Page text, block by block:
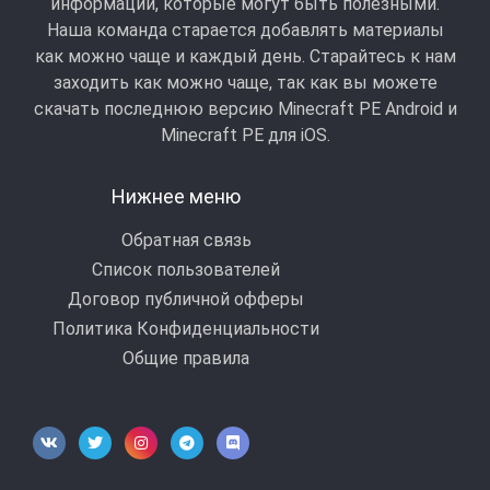
Наша команда старается добавлять материалы
как можно чаще и каждый день. Старайтесь к нам
заходить как можно чаще, так как вы можете
скачать последнюю версию Minecraft PE Android и
Minecraft РЕ для iOS.
Нижнее меню
Обратная связь
Список пользователей
Договор публичной офферы
Политика Конфиденциальности
Общие правила